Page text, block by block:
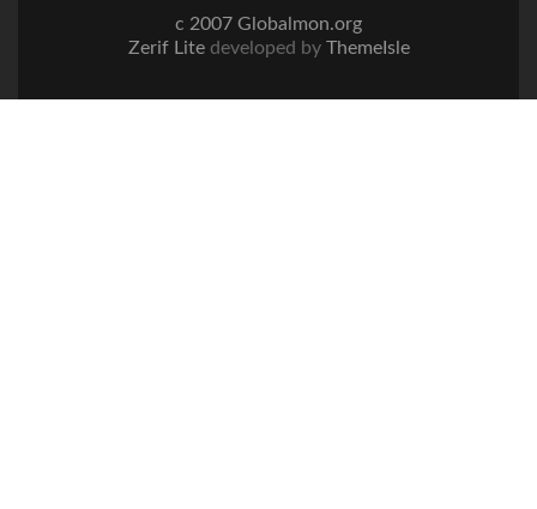
Facebook
c 2007 Globalmon.org
Zerif Lite developed by ThemeIsle